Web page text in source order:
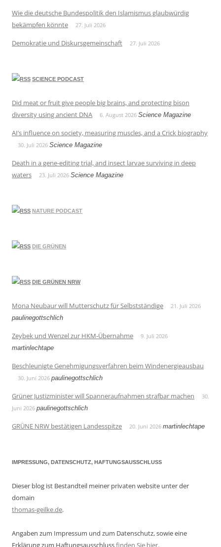
Wie die deutsche Bundespolitik den Islamismus glaubwürdig
bekämpfen könnte
27. Juli 2026
Demokratie und Diskursgemeinschaft 27. Juli 2026
SCIENCE PODCAST
Did meat or fruit give people big brains, and protecting bison
diversity using ancient DNA
6. August 2026 Science Magazine
AI’s influence on society, measuring muscles, and a Crick biography
30. Juli 2026 Science Magazine
Death in a gene-editing trial, and insect larvae surviving in deep
waters
23. Juli 2026 Science Magazine
NATURE PODCAST
DIE GRÜNEN
DIE GRÜNEN NRW
Mona Neubaur will Mutterschutz für Selbstständige
21. Juli 2026
paulinegottschlich
Zeybek und Wenzel zur HKM-Übernahme
9. Juli 2026
martinlechtape
Beschleunigte Genehmigungsverfahren beim Windenergieausbau
30. Juni 2026 paulinegottschlich
Grüner Justizminister will Spanneraufnahmen strafbar machen
30.
Juni 2026 paulinegottschlich
GRÜNE NRW bestätigen Landesspitze 20. Juni 2026 martinlechtape
IMPRESSUNG, DATENSCHUTZ, HAFTUNGSAUSSCHLUSS
Dieser blog ist Bestandteil meiner privaten website unter der
domain
thomas-geilke.de.
Angaben zum Impressum und zum Datenschutz, sowie eine
Erklärung zum Haftungsausschlussfinden Sie hier.